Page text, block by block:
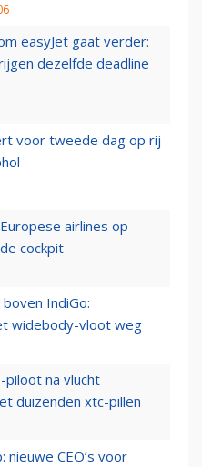
easyJet gaat verder:
dezelfde deadline
voor tweede dag op rij
airlines op
cockpit
IndiGo:
widebody-vloot weg
piloot na vlucht
duizenden xtc-pillen
nieuwe CEO’s voor